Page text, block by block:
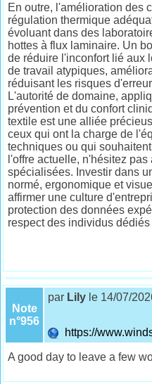
En outre, l'amélioration des
régulation thermique
évoluant dans des
hottes à flux laminaire. Un
de réduire l'inconfort lié aux
de travail atypiques,
réduisant les risques
L'autorité de domaine,
prévention et du confort
textile est une alliée
ceux qui ont la charge de
techniques ou qui
l'offre actuelle, n'hésitez
spécialisées. Investir dans
normé, ergonomique et
affirmer une culture
protection des données
respect des individus
Note
n°956
par Lily le 14/07/
https://
A good day to leave a few